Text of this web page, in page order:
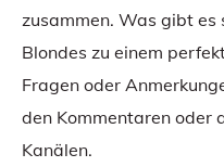
zusammen. Was gibt es
Blondes zu einem
Fragen oder
den Kommentaren oder
Kanälen.